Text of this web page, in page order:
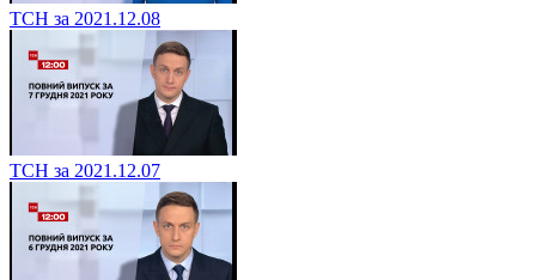
ТСН за 2021.12.08
ТСН за 2021.12.07